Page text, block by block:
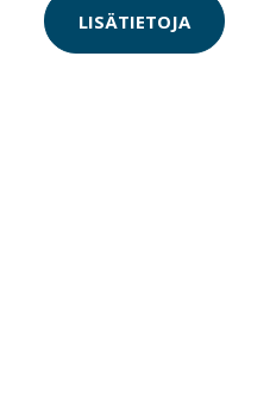
LISÄTIETOJA